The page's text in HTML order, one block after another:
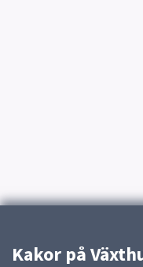
Kakor på